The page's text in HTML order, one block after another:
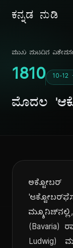
ಕನ್ನಡ ನುಡಿ
ಮುಖ ಪುಟದಿನ ವಿಶೇಷ
1810 10-12
ಮೊದಲ
(Bavaria)
Ludwig)